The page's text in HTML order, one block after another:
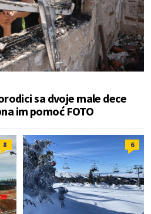
sa dvoje male dece
im pomoć FOTO
8 6